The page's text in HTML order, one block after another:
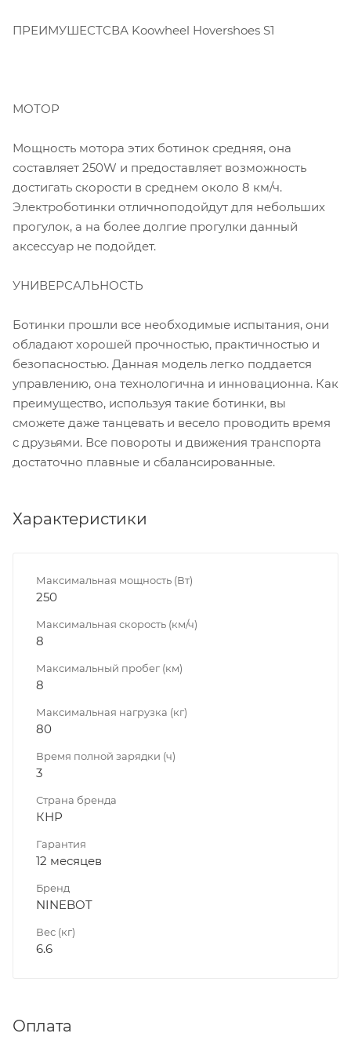
ПРЕИМУШЕСТСВА Koowheel Hovershoes S1
МОТОР
Мощность мотора этих ботинок средняя, она
составляет 250W и предоставляет возможность
достигать скорости в среднем около 8 км/ч.
Электроботинки отличноподойдут для небольших
прогулок, а на более долгие прогулки данный
аксессуар не подойдет.
УНИВЕРСАЛЬНОСТЬ
Ботинки прошли все необходимые испытания, они
обладают хорошей прочностью, практичностью и
безопасностью. Данная модель легко поддается
управлению, она технологична и инновационна. Как
преимущество, используя такие ботинки, вы
сможете даже танцевать и весело проводить время
с друзьями. Все повороты и движения транспорта
достаточно плавные и сбалансированные.
Характеристики
Максимальная мощность (Вт)
250
Максимальная скорость (км/ч)
8
Максимальный пробег (км)
8
Максимальная нагрузка (кг)
80
Время полной зарядки (ч)
3
Страна бренда
КНР
Гарантия
12 месяцев
Бренд
NINEBOT
Вес (кг)
6.6
Оплата